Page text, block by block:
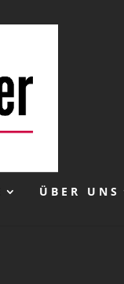
ÜBER UNS